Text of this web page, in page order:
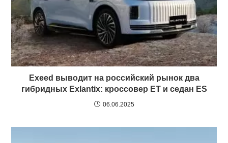
Exeed выводит на российский рынок два
гибридных Exlantix: кроссовер ET и седан ES
06.06.2025